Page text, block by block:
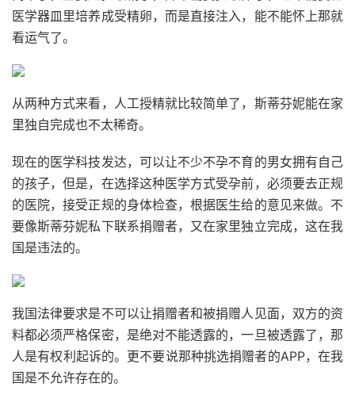
医学器皿里培养成受精卵，而是直接注入，能不能怀上那就
看运气了。
从两种方式来看，人工授精就比较简单了，斯蒂芬妮能在家
里独自完成也不太稀奇。
现在的医学科技发达，可以让不少不孕不育的男女拥有自己
的孩子，但是，在选择这种医学方式受孕前，必须要去正规
的医院，接受正规的身体检查，根据医生给的意见来做。不
要像斯蒂芬妮私下联系捐赠者，又在家里独立完成，这在我
国是违法的。
我国法律要求是不可以让捐赠者和被捐赠人见面，双方的资
料都必须严格保密，是绝对不能透露的，一旦被透露了，那
人是有权利起诉的。更不要说那种挑选捐赠者的APP，在我
国是不允许存在的。